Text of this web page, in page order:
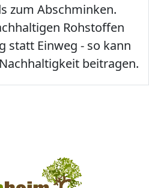
zum Abschminken.
Rohstoffen
statt Einweg - so kann
beitragen.